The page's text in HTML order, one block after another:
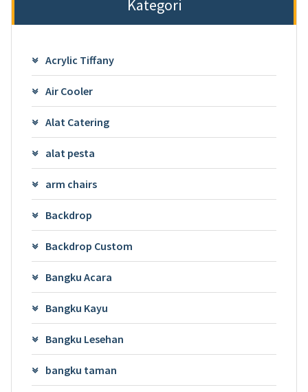
Kategori
Acrylic Tiffany
Air Cooler
Alat Catering
alat pesta
arm chairs
Backdrop
Backdrop Custom
Bangku Acara
Bangku Kayu
Bangku Lesehan
bangku taman